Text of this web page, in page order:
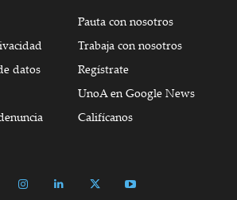
datos
Pauta con nosotros
Trabaja con nosotros
Regístrate
UnoA en Google News
Califícanos